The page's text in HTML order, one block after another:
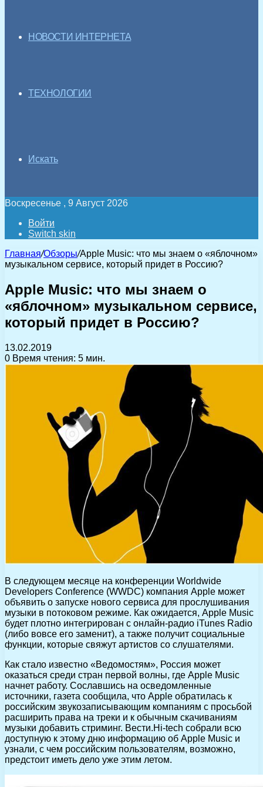
НОВОСТИ ИНТЕРНЕТА
ТЕХНОЛОГИИ
Искать
Воскресенье , 9 Август 2026
Войти
Switch skin
Главная/Обзоры/Apple Music: что мы знаем о «яблочном»
музыкальном сервисе, который придет в Россию?
Apple Music: что мы знаем о
«яблочном» музыкальном сервисе,
который придет в Россию?
13.02.2019
0 Время чтения: 5 мин.
В следующем месяце на конференции Worldwide
Developers Conference (WWDC) компания Apple может
объявить о запуске нового сервиса для прослушивания
музыки в потоковом режиме. Как ожидается, Apple Music
будет плотно интегрирован с онлайн-радио iTunes Radio
(либо вовсе его заменит), а также получит социальные
функции, которые свяжут артистов со слушателями.
Как стало известно «Ведомостям», Россия может
оказаться среди стран первой волны, где Apple Music
начнет работу. Сославшись на осведомленные
источники, газета сообщила, что Apple обратилась к
российским звукозаписывающим компаниям с просьбой
расширить права на треки и к обычным скачиваниям
музыки добавить стриминг. Вести.Hi-tech собрали всю
доступную к этому дню информацию об Apple Music и
узнали, с чем российским пользователям, возможно,
предстоит иметь дело уже этим летом.